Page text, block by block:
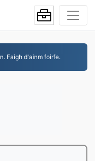
Faigh d'ainm foirfe.